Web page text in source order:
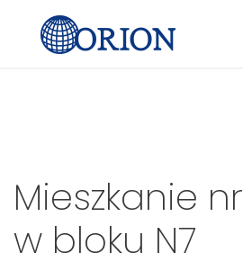
Mieszkanie nr
w bloku N7